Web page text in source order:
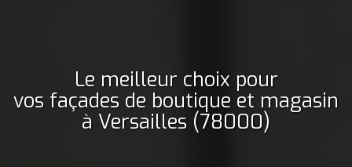
Le meilleur choix pour
vos façades de boutique et magasin
à Versailles (78000)